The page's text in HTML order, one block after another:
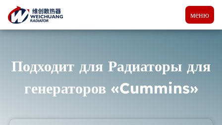
меню
Подходит для Радиаторы для
генераторов «Cummins»